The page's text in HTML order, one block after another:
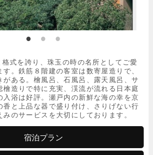
式を誇り、珠玉の時の名所としてご愛
。鉄筋８階建の客室は数寄屋造りで、
がある。檜風呂、石風呂、露天風呂、サ
檜造りで特に充実、渓流が流れる日本庭
入浴は好評。瀬戸内の新鮮な海の幸を京
香と上品な器で盛り付け、さりげない行
のサービスを大切にしております。
宿泊プラン